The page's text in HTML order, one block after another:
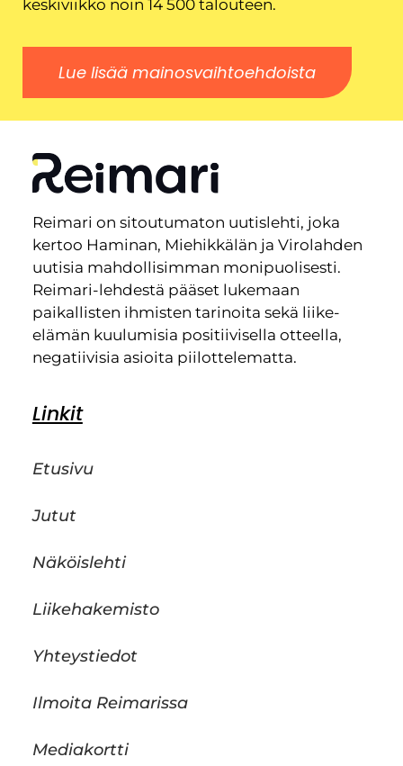
keskiviikko noin 14 500 talouteen.
Lue lisää mainosvaihtoehdoista
Reimari on sitoutumaton uutislehti, joka
kertoo Haminan, Miehikkälän ja Virolahden
uutisia mahdollisimman monipuolisesti.
Reimari-lehdestä pääset lukemaan
paikallisten ihmisten tarinoita sekä liike-
elämän kuulumisia positiivisella otteella,
negatiivisia asioita piilottelematta.
Linkit
Etusivu
Jutut
Näköislehti
Liikehakemisto
Yhteystiedot
Ilmoita Reimarissa
Mediakortti